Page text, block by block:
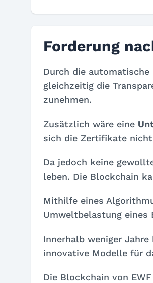
Forderung
Durch die automatische
gleichzeitig die
zunehmen.
Zusätzlich wäre eine
sich die Zertifikate
Da jedoch keine
leben. Die Blockchain
Mithilfe eines
Umweltbelastung
Innerhalb weniger
innovative Modelle für
Die Blockchain von